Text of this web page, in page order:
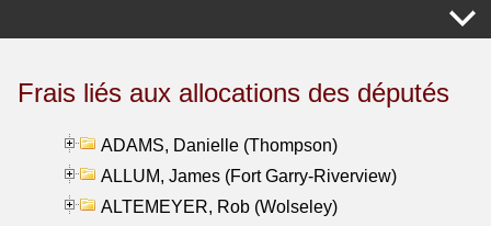
Frais liés aux allocations des députés
ADAMS, Danielle (Thompson)
ALLUM, James (Fort Garry-Riverview)
ALTEMEYER, Rob (Wolseley)